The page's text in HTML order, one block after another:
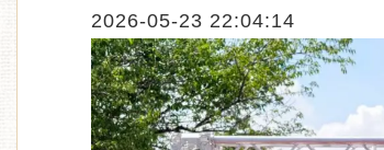
2026-05-23 22:04:14